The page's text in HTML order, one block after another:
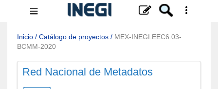
Menú
navegación
Inicio / Catálogo de proyectos / MEX-INEGI.EEC6.03-
BCMM-2020
Red Nacional de Metadatos